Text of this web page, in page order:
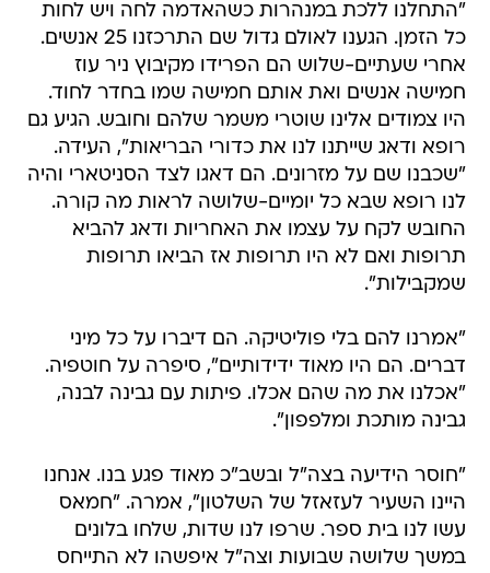
"התחלנו ללכת במנהרות כשהאדמה לחה ויש לחות
כל הזמן. הגענו לאולם גדול שם התרכזנו 25 אנשים.
אחרי שעתיים-שלוש הם הפרידו מקיבוץ ניר עוז
חמישה אנשים ואת אותם חמישה שמו בחדר לחוד.
היו צמודים אלינו שוטרי משמר שלהם וחובש. הגיע גם
רופא ודאג שייתנו לנו את כדורי הבריאות", העידה.
"שכבנו שם על מזרונים. הם דאגו לצד הסניטארי והיה
לנו רופא שבא כל יומיים-שלושה לראות מה קורה.
החובש לקח על עצמו את האחריות ודאג להביא
תרופות ואם לא היו תרופות אז הביאו תרופות
שמקבילות".
"אמרנו להם בלי פוליטיקה. הם דיברו על כל מיני
דברים. הם היו מאוד ידידותיים", סיפרה על חוטפיה.
"אכלנו את מה שהם אכלו. פיתות עם גבינה לבנה,
גבינה מותכת ומלפפון".
"חוסר הידיעה בצה"ל ובשב"כ מאוד פגע בנו. אנחנו
היינו השעיר לעזאזל של השלטון", אמרה. "חמאס
עשו לנו בית ספר. שרפו לנו שדות, שלחו בלונים
במשך שלושה שבועות וצה"ל איפשהו לא התייחס